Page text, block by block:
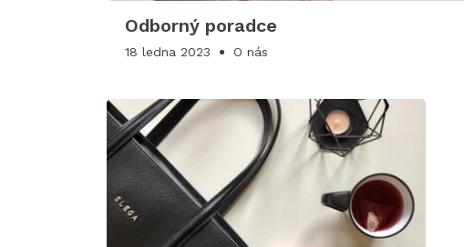
Odborný poradce
18 ledna 2023 O nás